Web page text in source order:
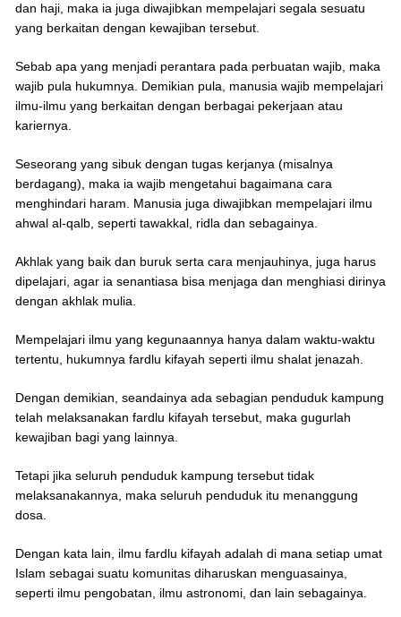
dan haji, maka ia juga diwajibkan mempelajari segala sesuatu
yang berkaitan dengan kewajiban tersebut.
Sebab apa yang menjadi perantara pada perbuatan wajib, maka
wajib pula hukumnya. Demikian pula, manusia wajib mempelajari
ilmu-ilmu yang berkaitan dengan berbagai pekerjaan atau
kariernya.
Seseorang yang sibuk dengan tugas kerjanya (misalnya
berdagang), maka ia wajib mengetahui bagaimana cara
menghindari haram. Manusia juga diwajibkan mempelajari ilmu
ahwal al-qalb, seperti tawakkal, ridla dan sebagainya.
Akhlak yang baik dan buruk serta cara menjauhinya, juga harus
dipelajari, agar ia senantiasa bisa menjaga dan menghiasi dirinya
dengan akhlak mulia.
Mempelajari ilmu yang kegunaannya hanya dalam waktu-waktu
tertentu, hukumnya fardlu kifayah seperti ilmu shalat jenazah.
Dengan demikian, seandainya ada sebagian penduduk kampung
telah melaksanakan fardlu kifayah tersebut, maka gugurlah
kewajiban bagi yang lainnya.
Tetapi jika seluruh penduduk kampung tersebut tidak
melaksanakannya, maka seluruh penduduk itu menanggung
dosa.
Dengan kata lain, ilmu fardlu kifayah adalah di mana setiap umat
Islam sebagai suatu komunitas diharuskan menguasainya,
seperti ilmu pengobatan, ilmu astronomi, dan lain sebagainya.